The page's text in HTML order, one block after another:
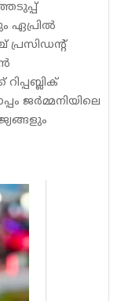
ഏപ്രില്‍
പ്രസിഡന്റ്
ജര്‍മ്മനിയിലെ